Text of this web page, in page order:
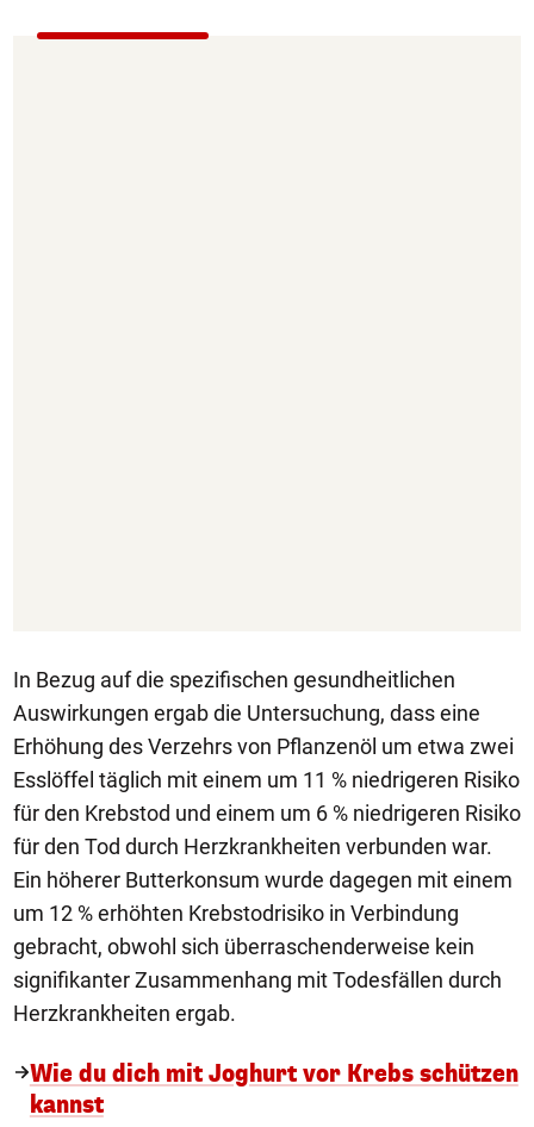
In Bezug auf die spezifischen gesundheitlichen
Auswirkungen ergab die Untersuchung, dass eine
Erhöhung des Verzehrs von Pflanzenöl um etwa zwei
Esslöffel täglich mit einem um 11 % niedrigeren Risiko
für den Krebstod und einem um 6 % niedrigeren Risiko
für den Tod durch Herzkrankheiten verbunden war.
Ein höherer Butterkonsum wurde dagegen mit einem
um 12 % erhöhten Krebstodrisiko in Verbindung
gebracht, obwohl sich überraschenderweise kein
signifikanter Zusammenhang mit Todesfällen durch
Herzkrankheiten ergab.
Wie du dich mit Joghurt vor Krebs schützen
kannst